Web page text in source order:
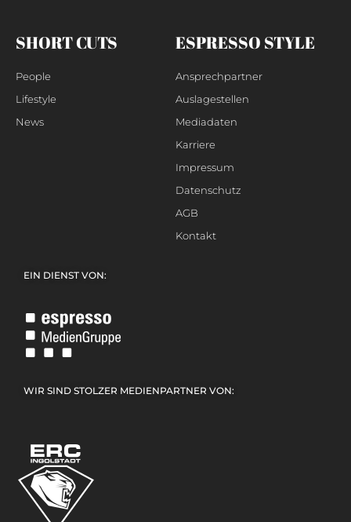
SHORT CUTS
People
Lifestyle
News
ESPRESSO STYLE
Ansprechpartner
Auslagestellen
Mediadaten
Karriere
Impressum
Datenschutz
AGB
Kontakt
EIN DIENST VON:
WIR SIND STOLZER MEDIENPARTNER VON: